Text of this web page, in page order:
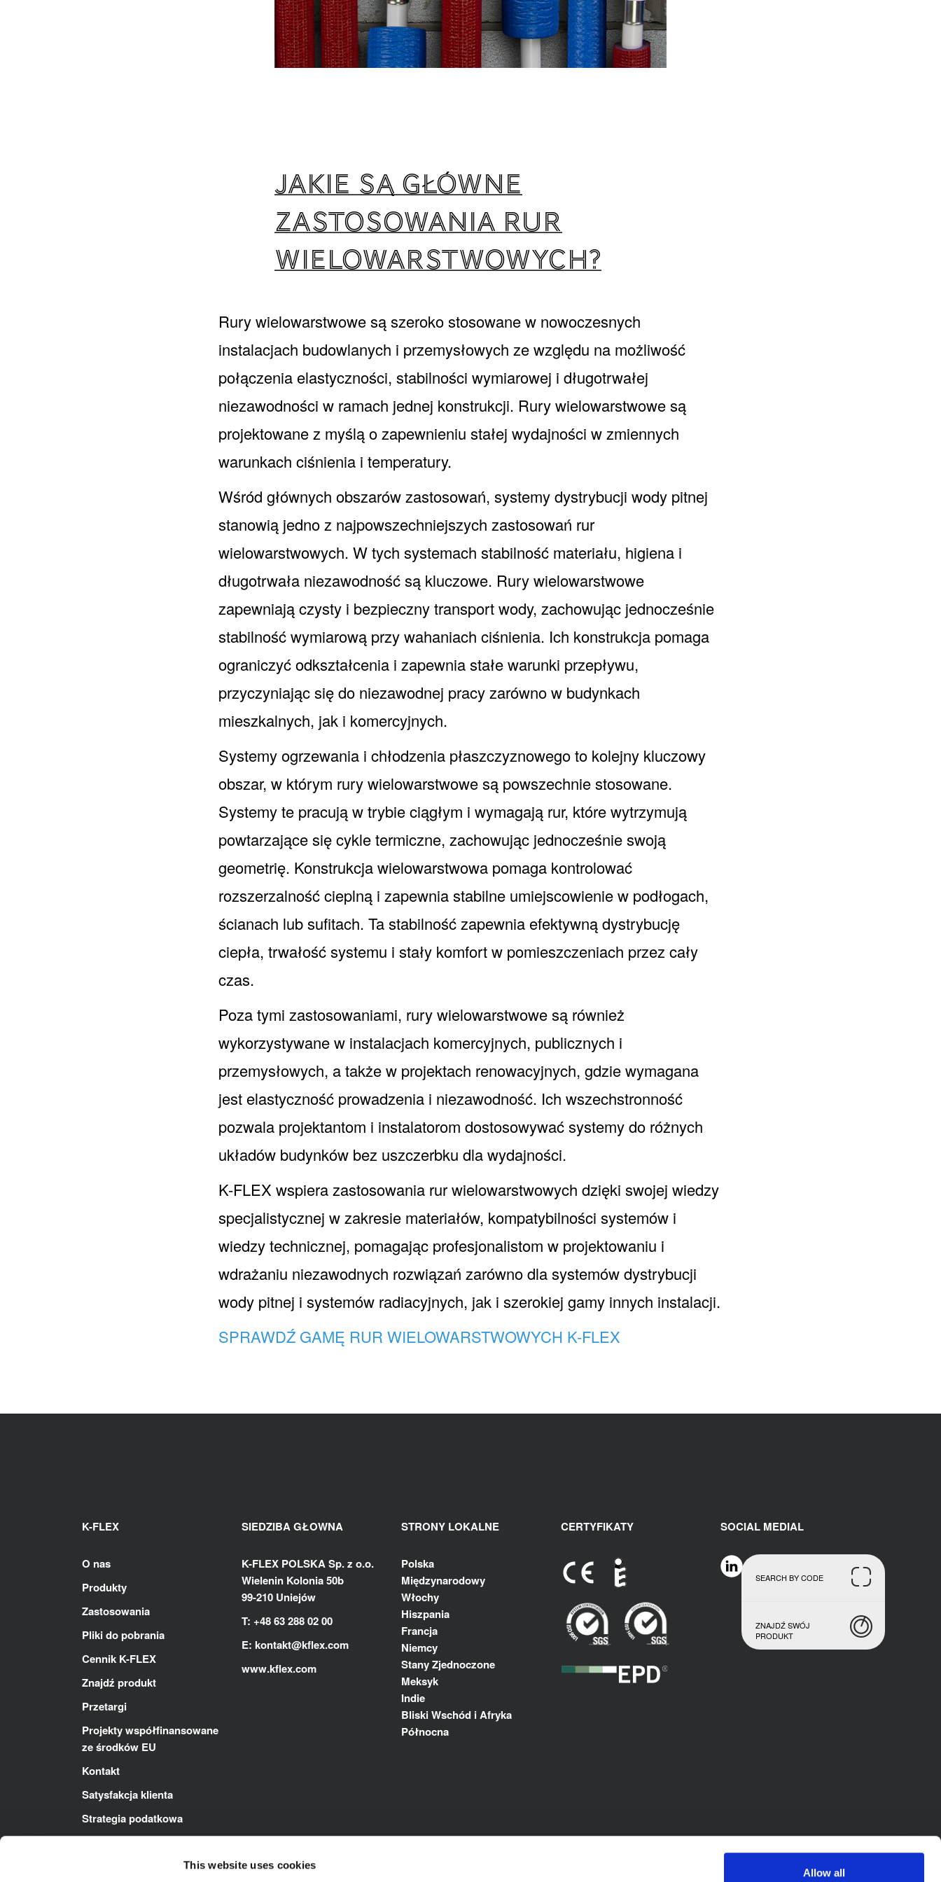
This website uses cookies
Allow all
SEARCH BY CODE
ZNAJDŹ SWÓJ
PRODUKT
Jakie są główne
zastosowania rur
wielowarstwowych?
Rury wielowarstwowe są szeroko stosowane w nowoczesnych
instalacjach budowlanych i przemysłowych ze względu na możliwość
połączenia elastyczności, stabilności wymiarowej i długotrwałej
niezawodności w ramach jednej konstrukcji. Rury wielowarstwowe są
projektowane z myślą o zapewnieniu stałej wydajności w zmiennych
warunkach ciśnienia i temperatury.
Wśród głównych obszarów zastosowań, systemy dystrybucji wody pitnej
stanowią jedno z najpowszechniejszych zastosowań rur
wielowarstwowych. W tych systemach stabilność materiału, higiena i
długotrwała niezawodność są kluczowe. Rury wielowarstwowe
zapewniają czysty i bezpieczny transport wody, zachowując jednocześnie
stabilność wymiarową przy wahaniach ciśnienia. Ich konstrukcja pomaga
ograniczyć odkształcenia i zapewnia stałe warunki przepływu,
przyczyniając się do niezawodnej pracy zarówno w budynkach
mieszkalnych, jak i komercyjnych.
Systemy ogrzewania i chłodzenia płaszczyznowego to kolejny kluczowy
obszar, w którym rury wielowarstwowe są powszechnie stosowane.
Systemy te pracują w trybie ciągłym i wymagają rur, które wytrzymują
powtarzające się cykle termiczne, zachowując jednocześnie swoją
geometrię. Konstrukcja wielowarstwowa pomaga kontrolować
rozszerzalność cieplną i zapewnia stabilne umiejscowienie w podłogach,
ścianach lub sufitach. Ta stabilność zapewnia efektywną dystrybucję
ciepła, trwałość systemu i stały komfort w pomieszczeniach przez cały
czas.
Poza tymi zastosowaniami, rury wielowarstwowe są również
wykorzystywane w instalacjach komercyjnych, publicznych i
przemysłowych, a także w projektach renowacyjnych, gdzie wymagana
jest elastyczność prowadzenia i niezawodność. Ich wszechstronność
pozwala projektantom i instalatorom dostosowywać systemy do różnych
układów budynków bez uszczerbku dla wydajności.
K-FLEX wspiera zastosowania rur wielowarstwowych dzięki swojej wiedzy
specjalistycznej w zakresie materiałów, kompatybilności systemów i
wiedzy technicznej, pomagając profesjonalistom w projektowaniu i
wdrażaniu niezawodnych rozwiązań zarówno dla systemów dystrybucji
wody pitnej i systemów radiacyjnych, jak i szerokiej gamy innych instalacji.
SPRAWDŹ GAMĘ RUR WIELOWARSTWOWYCH K-FLEX
K-FLEX
O nas
Produkty
Zastosowania
Pliki do pobrania
Cennik K-FLEX
Znajdź produkt
Przetargi
Projekty współfinansowane
ze środków EU
Kontakt
Satysfakcja klienta
Strategia podatkowa
SIEDZIBA GŁOWNA
K-FLEX POLSKA Sp. z o.o.
Wielenin Kolonia 50b
99-210 Uniejów
T: +48 63 288 02 00
E: kontakt@kflex.com
www.kflex.com
STRONY LOKALNE
Polska
Międzynarodowy
Włochy
Hiszpania
Francja
Niemcy
Stany Zjednoczone
Meksyk
Indie
Bliski Wschód i Afryka
Północna
CERTYFIKATY SOCIAL MEDIAL